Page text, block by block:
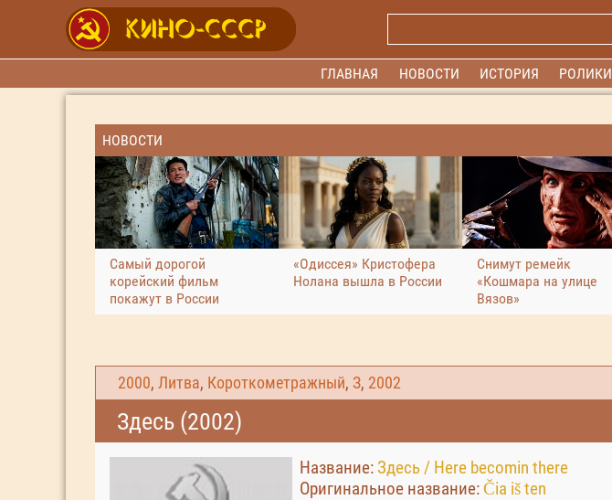
ГЛАВНАЯ НОВОСТИ ИСТОРИЯ РОЛИКИ
НОВОСТИ
Самый дорогой
корейский фильм
покажут в России
«Одиссея» Кристофера
Нолана вышла в России
Снимут ремейк
«Кошмара на улице
Вязов»
2000, Литва, Короткометражный, З, 2002
Здесь (2002)
Название:Здесь / Here becomin there
Оригинальное название:Čia iš ten